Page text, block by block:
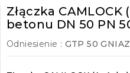
Złączka
betonu DN 50 PN
Odniesienie : GTP 50